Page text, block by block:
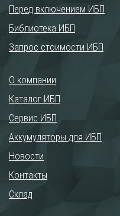
Перед включением ИБП
Библиотека ИБП
Запрос стоимости ИБП
О компании
Каталог ИБП
Сервис ИБП
Аккумуляторы для ИБП
Новости
Контакты
Склад